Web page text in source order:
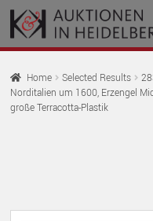
Skip
to
navigation
Skip
to
content
Home
Auctions
Home Selected Results
Norditalien um 1600, Erzengel
große Terracotta-Plastik